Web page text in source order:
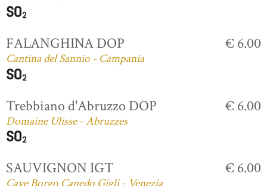
FALANGHINA DOP
Cantina del Sannio - Campania
€ 6.00
Trebbiano d'Abruzzo DOP
Domaine Ulisse - Abruzzes
€ 6.00
SAUVIGNON IGT € 6.00